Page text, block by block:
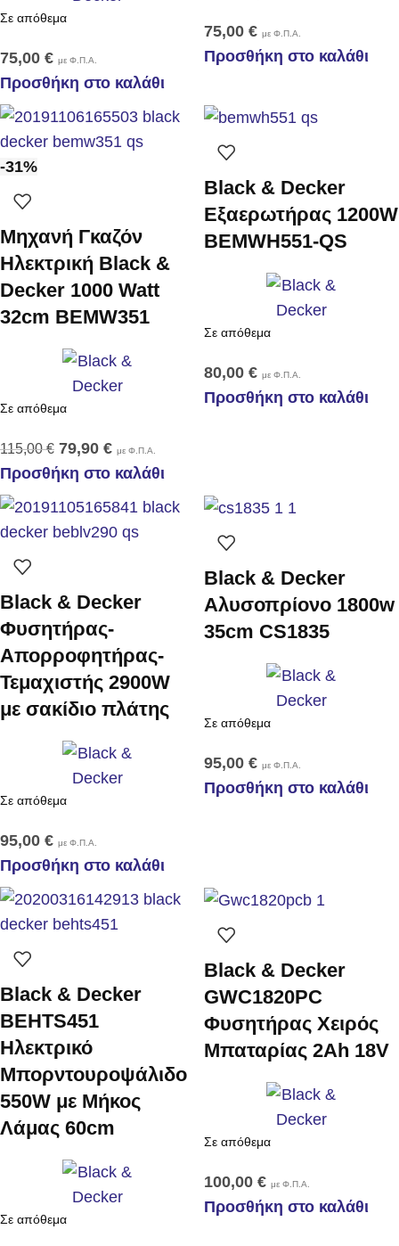
Σε απόθεμα
75,00 € με Φ.Π.Α.
Προσθήκη στο καλάθι
75,00 € με Φ.Π.Α.
Προσθήκη στο καλάθι
-31%
Μηχανή Γκαζόν
Ηλεκτρική Black &
Decker 1000 Watt
32cm BEMW351
Σε απόθεμα
115,00€ 79,90 € με Φ.Π.Α.
Προσθήκη στο καλάθι
Black & Decker
Εξαερωτήρας 1200W
BEMWH551-QS
Σε απόθεμα
80,00 € με Φ.Π.Α.
Προσθήκη στο καλάθι
Black & Decker
Φυσητήρας-
Απορροφητήρας-
Τεμαχιστής 2900W
με σακίδιο πλάτης
Σε απόθεμα
95,00 € με Φ.Π.Α.
Προσθήκη στο καλάθι
Black & Decker
Αλυσοπρίονο 1800w
35cm CS1835
Σε απόθεμα
95,00 € με Φ.Π.Α.
Προσθήκη στο καλάθι
Black & Decker
BEHTS451
Ηλεκτρικό
Μπορντουροψάλιδο
550W με Μήκος
Λάμας 60cm
Σε απόθεμα
Black & Decker
GWC1820PC
Φυσητήρας Χειρός
Μπαταρίας 2Ah 18V
Σε απόθεμα
100,00 € με Φ.Π.Α.
Προσθήκη στο καλάθι